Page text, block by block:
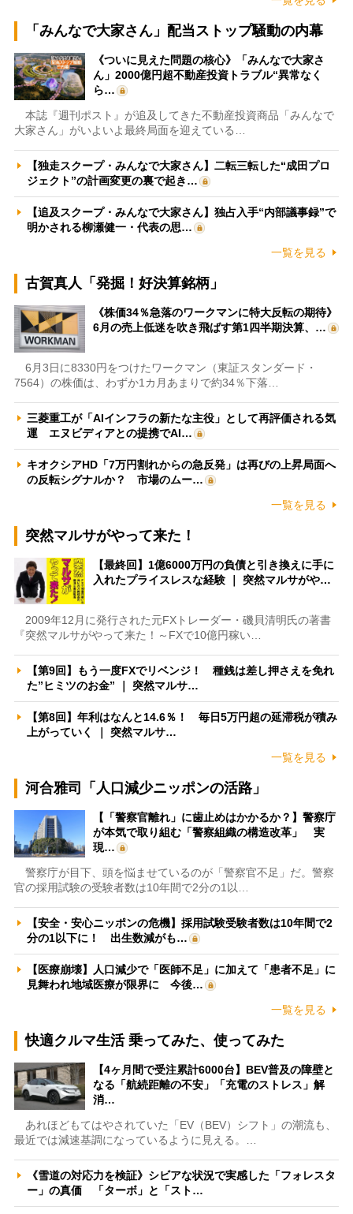
「みんなで大家さん」配当ストップ騒動の内幕
《ついに見えた問題の核心》「みんなで大家さ
ん」2000億円超不動産投資トラブル“異常なく
ら…
本誌『週刊ポスト』が追及してきた不動産投資商品「みんなで
大家さん」がいよいよ最終局面を迎えている…
【独走スクープ・みんなで大家さん】二転三転した“成田プロ
ジェクト”の計画変更の裏で起き…
【追及スクープ・みんなで大家さん】独占入手“内部議事録”で
明かされる柳瀬健一・代表の思…
一覧を見る
古賀真人「発掘！好決算銘柄」
《株価34％急落のワークマンに特大反転の期待》
6月の売上低迷を吹き飛ばす第1四半期決算、…
6月3日に8330円をつけたワークマン（東証スタンダード・
7564）の株価は、わずか1カ月あまりで約34％下落…
三菱重工が「AIインフラの新たな主役」として再評価される気
運 エヌビディアとの提携でAI…
キオクシアHD「7万円割れからの急反発」は再びの上昇局面へ
の反転シグナルか？ 市場のムー…
一覧を見る
突然マルサがやって来た！
【最終回】1億6000万円の負債と引き換えに手に
入れたプライスレスな経験 ｜ 突然マルサがや…
2009年12月に発行された元FXトレーダー・磯貝清明氏の著書
『突然マルサがやって来た！～FXで10億円稼い…
【第9回】もう一度FXでリベンジ！ 種銭は差し押さえを免れ
た”ヒミツのお金” ｜ 突然マルサ…
【第8回】年利はなんと14.6％！ 毎日5万円超の延滞税が積み
上がっていく ｜ 突然マルサ…
一覧を見る
河合雅司「人口減少ニッポンの活路」
【「警察官離れ」に歯止めはかかるか？】警察庁
が本気で取り組む「警察組織の構造改革」 実
現…
警察庁が目下、頭を悩ませているのが「警察官不足」だ。警察
官の採用試験の受験者数は10年間で2分の1以…
【安全・安心ニッポンの危機】採用試験受験者数は10年間で2
分の1以下に！ 出生数減がも…
【医療崩壊】人口減少で「医師不足」に加えて「患者不足」に
見舞われ地域医療が限界に 今後…
一覧を見る
快適クルマ生活 乗ってみた、使ってみた
【4ヶ月間で受注累計6000台】BEV普及の障壁と
なる「航続距離の不安」「充電のストレス」解
消…
あれほどもてはやされていた「EV（BEV）シフト」の潮流も、
最近では減速基調になっているように見える。…
《雪道の対応力を検証》シビアな状況で実感した「フォレスタ
ー」の真価 「ターボ」と「スト…